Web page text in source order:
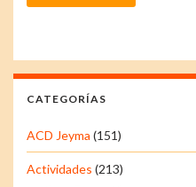
CATEGORÍAS
ACD Jeyma (151)
Actividades (213)